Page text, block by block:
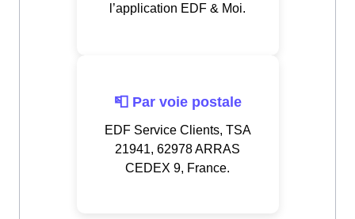
l’application EDF & Moi.
📮 Par voie postale
EDF Service Clients, TSA
21941, 62978 ARRAS
CEDEX 9, France.